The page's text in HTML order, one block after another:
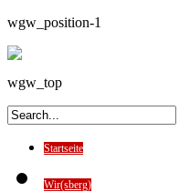
wgw_position-1
wgw_top
Startseite
Wir(sberg)